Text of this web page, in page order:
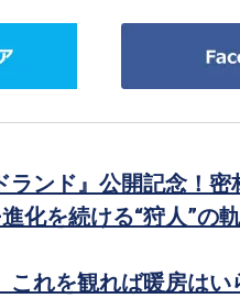
ア
ランド』公開記念！密
化を続ける“狩人”の
これを観れば暖房は